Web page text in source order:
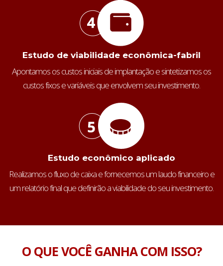
Estudo de viabilidade econômica-fabril
Apontamos os custos iniciais de implantação e sintetizamos os
custos fixos e variáveis que envolvem seu investimento.
Estudo econômico aplicado
Realizamos o fluxo de caixa e fornecemos um laudo financeiro e
um relatório final que definirão a viabilidade do seu investimento.
O QUE VOCÊ GANHA COM ISSO?